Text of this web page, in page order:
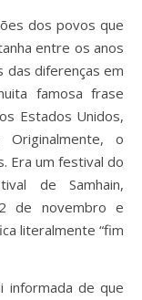
dos povos que
entre os anos
das diferenças em
famosa frase
Estados Unidos,
Originalmente, o
Era um festival do
de Samhain,
de novembro e
literalmente “fim
informada de que